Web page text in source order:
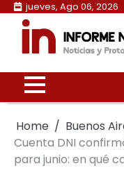
Skip
content
jueves, Ago 06, 2026
Home Buenos
Cuenta DNI
para junio: en qué